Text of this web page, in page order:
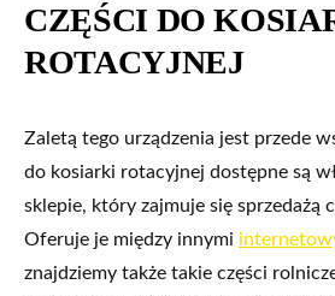
CZĘŚCI DO
ROTACYJNEJ
Zaletą tego urządzenia jest przede
do kosiarki rotacyjnej dostępne są
sklepie, który zajmuje się sprzedażą
Oferuje je między innymi
znajdziemy także takie części